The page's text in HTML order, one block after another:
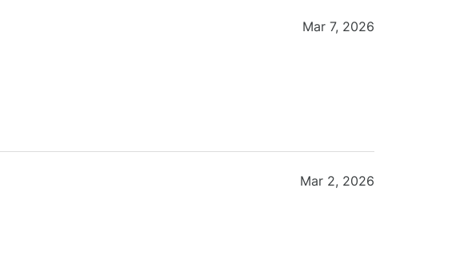
Mar 7, 2026
Mar 2, 2026